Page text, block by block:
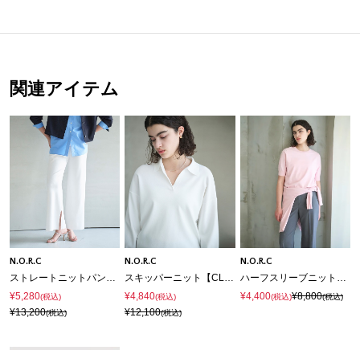
関連アイテム
N.O.R.C
ストレートニットパンツ【CLEAN MOTION】
¥5,280(税込)
¥13,200(税込)
N.O.R.C
スキッパーニット【CLEAN MOTION】
¥4,840(税込)
¥12,100(税込)
N.O.R.C
ハーフスリーブニット【CLEAN MOTION】
¥4,400(税込)¥8,800(税込)